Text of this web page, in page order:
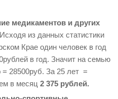
медикаментов и других
Исходя из данных статистики
Крае один человек в год
в год. Значит на семью
= 28500руб. За 25 лет =
в месяц 2 375 рублей.